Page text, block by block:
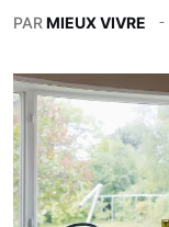
PARMIEUX VIVRE